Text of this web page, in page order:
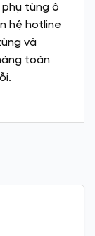
tùng ô
hệ hotline
và
toàn